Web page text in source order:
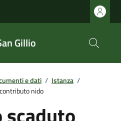
Gillio
e dati / Istanza /
nido